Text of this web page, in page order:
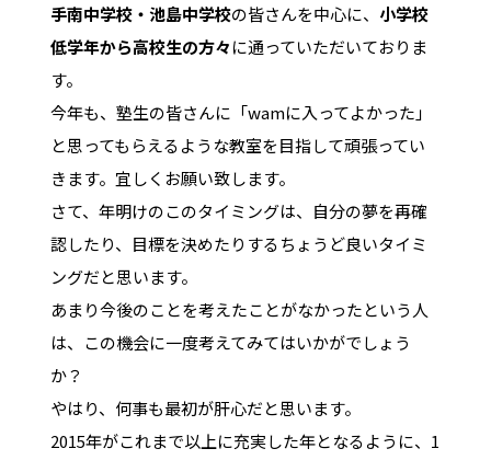
手南中学校・池島中学校の皆さんを中心に、 小学校
低学年から高校生の方々に通っていただいておりま
す。
今年も、塾生の皆さんに「wamに入ってよかった」
と思ってもらえるような教室を目指して頑張ってい
きます。宜しくお願い致します。
さて、年明けのこのタイミングは、自分の夢を再確
認したり、目標を決めたりするちょうど良いタイミ
ングだと思います。
あまり今後のことを考えたことがなかったという人
は、この機会に一度考えてみてはいかがでしょう
か？
やはり、何事も最初が肝心だと思います。
2015年がこれまで以上に充実した年となるように、1